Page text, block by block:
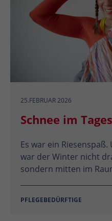
25.FEBRUAR 2026
Schnee im
Es war ein
war der Winter nicht
sondern mitten im
PFLEGEBEDÜRFTIGE